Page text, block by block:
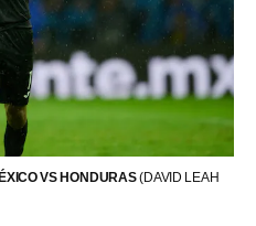
VS HONDURAS(DAVID LEAH